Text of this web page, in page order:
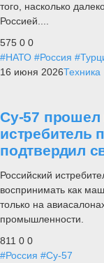
того, насколько
Россией....
575 0 0
#НАТО #Россия
16 июня 2026Техника
Су-57 прошел
истребитель
подтвердил
Российский
воспринимать как
только на
промышленности.
811 0 0
#Россия #Су-57